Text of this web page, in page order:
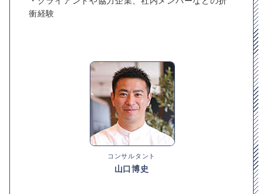
衝経験
コンサルタント
山口博史